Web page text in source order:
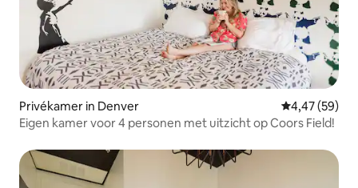
Privékamer in Denver Gemiddelde
4,47 (59)
Eigen kamer voor 4 personen met uitzicht op Coors Field!